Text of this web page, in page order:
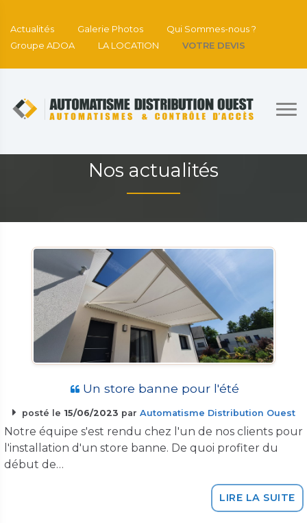
Actualités Galerie Photos
Qui Sommes-nous ?
Groupe ADOA
LA LOCATION VOTRE DEVIS
Nos actualités
Un store banne pour l'été
posté le 15/06/2023 par Automatisme Distribution Ouest
Notre équipe s'est rendu chez l'un de nos clients pour
l'installation d'un store banne. De quoi profiter du
début de…
LIRE LA SUITE